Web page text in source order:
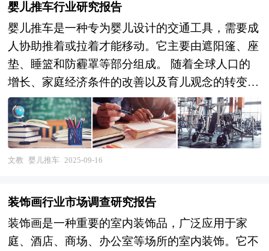
婴儿推车行业研究报告
婴儿推车是一种专为婴儿设计的交通工具，需要成
人协助推着或拉着才能移动。它主要由遮阳篷、座
垫、睡篮和防霾罩等部分组成。 随着全球人口的
增长、家庭经济条件的改善以及育儿观念的转变，
婴儿推车市场需求持续增长。在中国，随着“二
孩”“三孩”政策的实施，新生儿数量逐年增加，进
一步推动了婴儿推车市场的扩大。消费者对高品质
育儿产品的追求以及对婴儿安全、舒适出行的重
写，在大量周密的市场调研基础上，主要依据了国
家统计局、国家商务部、国家发改委、国家经济信
息中心、国务院发展研究中心、国家海关总署、全
文教 婴儿推车 2025-09-16
装饰画行业市场调查研究报告
装饰画是一种重要的室内装饰品，广泛应用于家
庭、酒店、商场、办公室等场所的室内装饰。它不